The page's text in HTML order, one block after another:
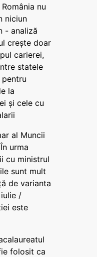
nu
niciun
- analiză
crește doar
carierei,
statele
la
și cele cu
al Muncii
urma
cu ministrul
sunt mult
de varianta
/
este
folosit ca